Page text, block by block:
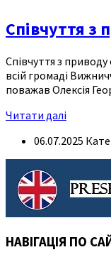
Співчуття з
Співчуття з
всій громаді
поважав Олексія
Читати далі
06.07.2025
НАВІГАЦІЯ ПО